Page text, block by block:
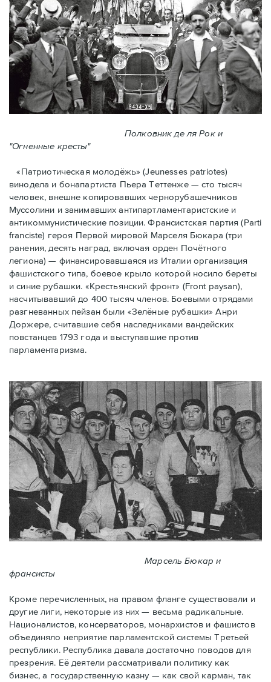
Полковник де ля Рок и
"Огненные кресты"
«Патриотическая молодёжь» (Jeunesses patriotes)
винодела и бонапартиста Пьера Тeттенже — cто тысяч
человек, внешне копировавших чернорубашечников
Муссолини и занимавших антипартламентаристские и
антикоммунистические позиции. Франсистская партия (Parti
franciste) героя Первой мировой Марселя Бюкара (три
ранения, десять наград, включая орден Почётного
легиона) — финансировавшаяся из Италии организация
фашистского типа, боевое крыло которой носило береты
и синие рубашки. «Крестьянский фронт» (Front paysan),
насчитывавший до 400 тысяч членов. Боевыми отрядами
разгневанных пейзан были «Зелёные рубашки» Анри
Доржере, считавшие себя наследниками вандейских
повстанцев 1793 года и выступавшие против
парламентаризма.
Марсель Бюкар и
франсисты
Кроме перечисленных, на правом фланге существовали и
другие лиги, некоторые из них — весьма радикальные.
Националистов, консерваторов, монархистов и фашистов
объединяло неприятие парламентской системы Третьей
республики. Республика давала достаточно поводов для
презрения. Её деятели рассматривали политику как
бизнес, а государственную казну — как свой карман, так